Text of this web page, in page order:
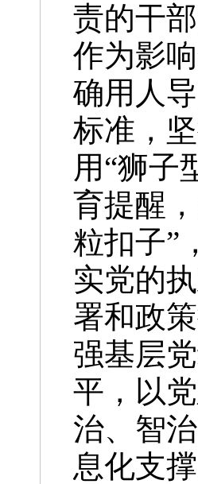
责的干
作为影
确用人
标准，
用“狮子
育提醒
粒扣子”
实党的
署和政
强基层
平，以
治、智
息化支